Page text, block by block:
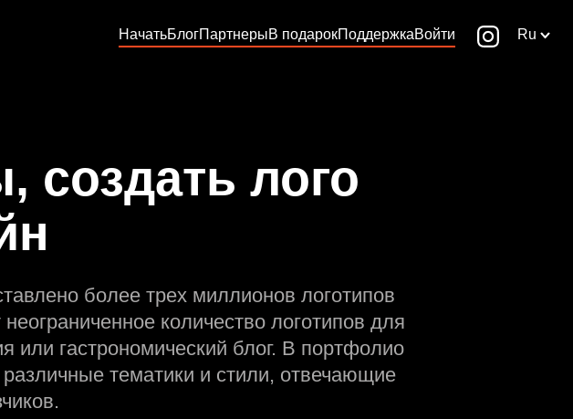
НачатьБлогПартнерыВ подарокПоддержкаВойти Ru
создать лого
более трех миллионов логотипов
количество логотипов для
или гастрономический блог. В портфолио
тематики и стили, отвечающие